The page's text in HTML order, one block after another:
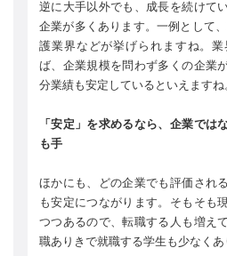
逆に大手以外でも、成長を続けて
企業が多くあります。一例として
護業界などが挙げられますね。
ば、企業規模を問わず多くの企業
分業績も安定しているといえますね
「安定」を求めるなら、企業では
も手
ほかにも、どの企業でも評価され
も安定につながります。そもそも
つつあるので、転職する人も増え
職ありきで就職する学生も少なくあ